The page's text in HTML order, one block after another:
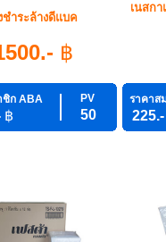
ชำระล้างดีแบค
฿
ชิก ABA PV
฿ 50
เนสก
ราคาส